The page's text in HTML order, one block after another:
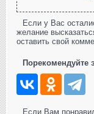
Если у Вас
желание
оставить свой
Порекомендуйте
Если Вам